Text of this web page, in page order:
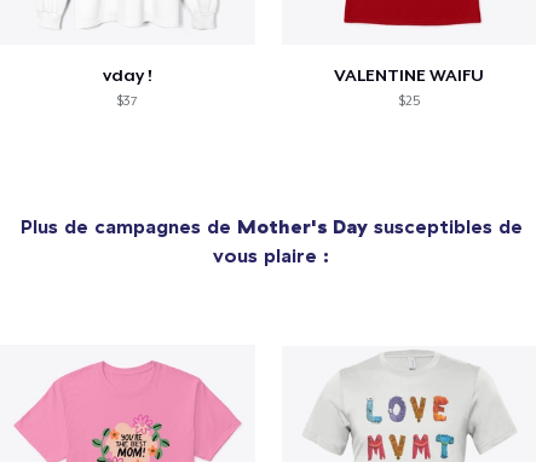
vday !
$37
VALENTINE WAIFU
$25
Plus de campagnes de Mother's Daysusceptibles de
vous plaire :